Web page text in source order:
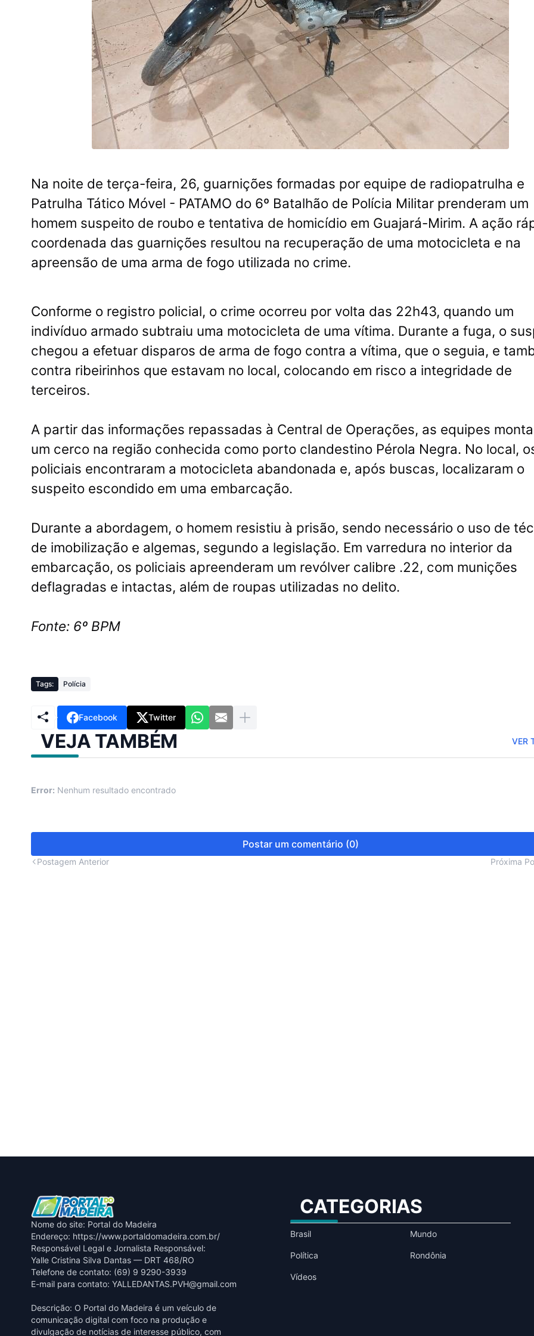
Na noite de terça-feira, 26, guarnições formadas por equipe de radiopatrulha e
Patrulha Tático Móvel - PATAMO do 6º Batalhão de Polícia Militar prenderam um
homem suspeito de roubo e tentativa de homicídio em Guajará-Mirim. A ação
coordenada das guarnições resultou na recuperação de uma motocicleta e na
apreensão de uma arma de fogo utilizada no crime.
Conforme o registro policial, o crime ocorreu por volta das 22h43, quando um
indivíduo armado subtraiu uma motocicleta de uma vítima. Durante a fuga, o
chegou a efetuar disparos de arma de fogo contra a vítima, que o seguia, e
contra ribeirinhos que estavam no local, colocando em risco a integridade de
terceiros.
A partir das informações repassadas à Central de Operações, as equipes
um cerco na região conhecida como porto clandestino Pérola Negra. No local,
policiais encontraram a motocicleta abandonada e, após buscas, localizaram o
suspeito escondido em uma embarcação.
Durante a abordagem, o homem resistiu à prisão, sendo necessário o uso de
de imobilização e algemas, segundo a legislação. Em varredura no interior da
embarcação, os policiais apreenderam um revólver calibre .22, com munições
deflagradas e intactas, além de roupas utilizadas no delito.
Fonte: 6º BPM
Tags: Polícia
Facebook Twitter
VEJA TAMBÉM VER
Error: Nenhum resultado encontrado
Postar um comentário (0)
Postagem Anterior Próxima
Nome do site: Portal do Madeira
Endereço: https://www.portaldomadeira.com.br/
Responsável Legal e Jornalista Responsável:
Yalle Cristina Silva Dantas — DRT 468/RO
Telefone de contato: (69) 9 9290-3939
E-mail para contato: YALLEDANTAS.PVH@gmail.com
Descrição: O Portal do Madeira é um veículo de
comunicação digital com foco na produção e
divulgação de notícias de interesse público, com
CATEGORIAS
Brasil Mundo
Política Rondônia
Vídeos